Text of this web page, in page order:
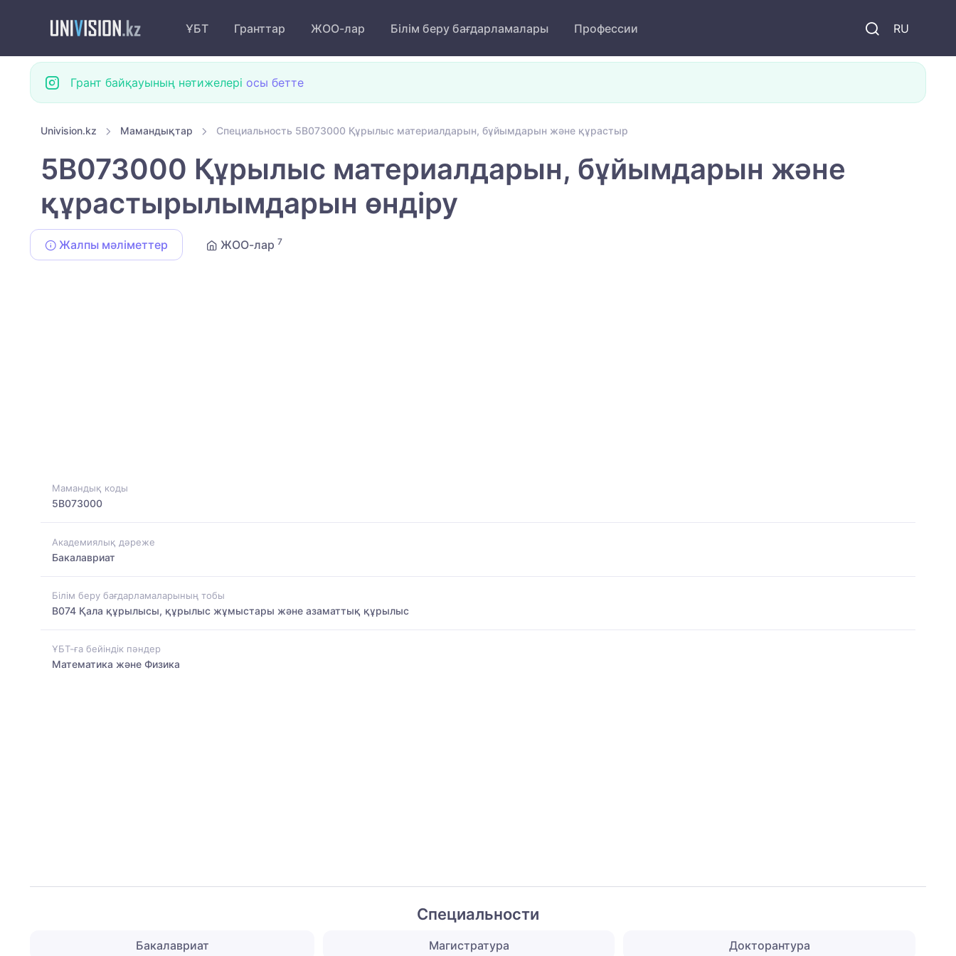
RU
ҰБТ Гранттар ЖОО-лар Білім беру бағдарламалары Профессии
Грант байқауының нәтижелері осы бетте
Univision.kz Мамандықтар Специальность 5B073000 Құрылыс материалдарын, бұйымдарын және құрастыр
5B073000 Құрылыс материалдарын, бұйымдарын және
құрастырылымдарын өндіру
Жалпы мәліметтер ЖОО-лар 7
Мамандық коды
5B073000
Академиялық дәреже
Бакалавриат
Білім беру бағдарламаларының тобы
B074 Қала құрылысы, құрылыс жұмыстары және азаматтық құрылыс
ҰБТ-ға бейіндік пәндер
Математика және Физика
Специальности
Бакалавриат Магистратура Докторантура